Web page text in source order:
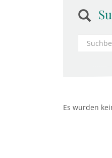
Es wurden